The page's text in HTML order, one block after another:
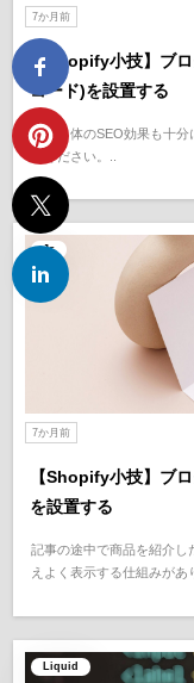
7か月前
【Shopify小技】ブ
コード)を設置する
記事自体のSEO効果も十
てください。..
Js
7か月前
【Shopify小技】ブ
を設置する
記事の途中で商品を紹介し
えよく表示する仕組みがあ
Liquid